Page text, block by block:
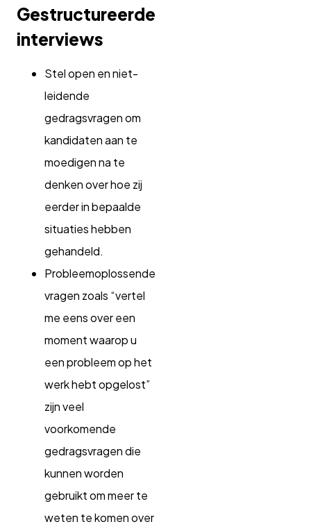
Gestructureerde
interviews
Stel open en niet-
leidende
gedragsvragen om
kandidaten aan te
moedigen na te
denken over hoe zij
eerder in bepaalde
situaties hebben
gehandeld.
Probleemoplossende
vragen zoals “vertel
me eens over een
moment waarop u
een probleem op het
werk hebt opgelost”
zijn veel
voorkomende
gedragsvragen die
kunnen worden
gebruikt om meer te
weten te komen over